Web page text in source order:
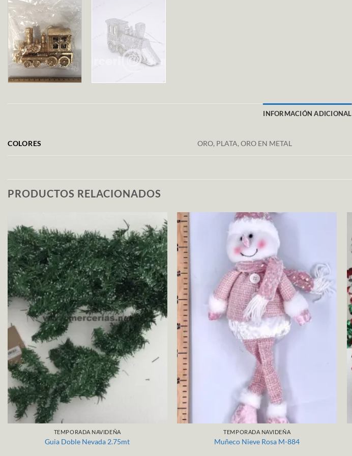
INFORMACIÓN ADICIONAL
COLORES ORO, PLATA, ORO EN METAL
PRODUCTOS RELACIONADOS
TEMPORADA NAVIDEÑA
Guia Doble Nevada 2.75mt
TEMPORADA NAVIDEÑA
Muñeco Nieve Rosa M-884